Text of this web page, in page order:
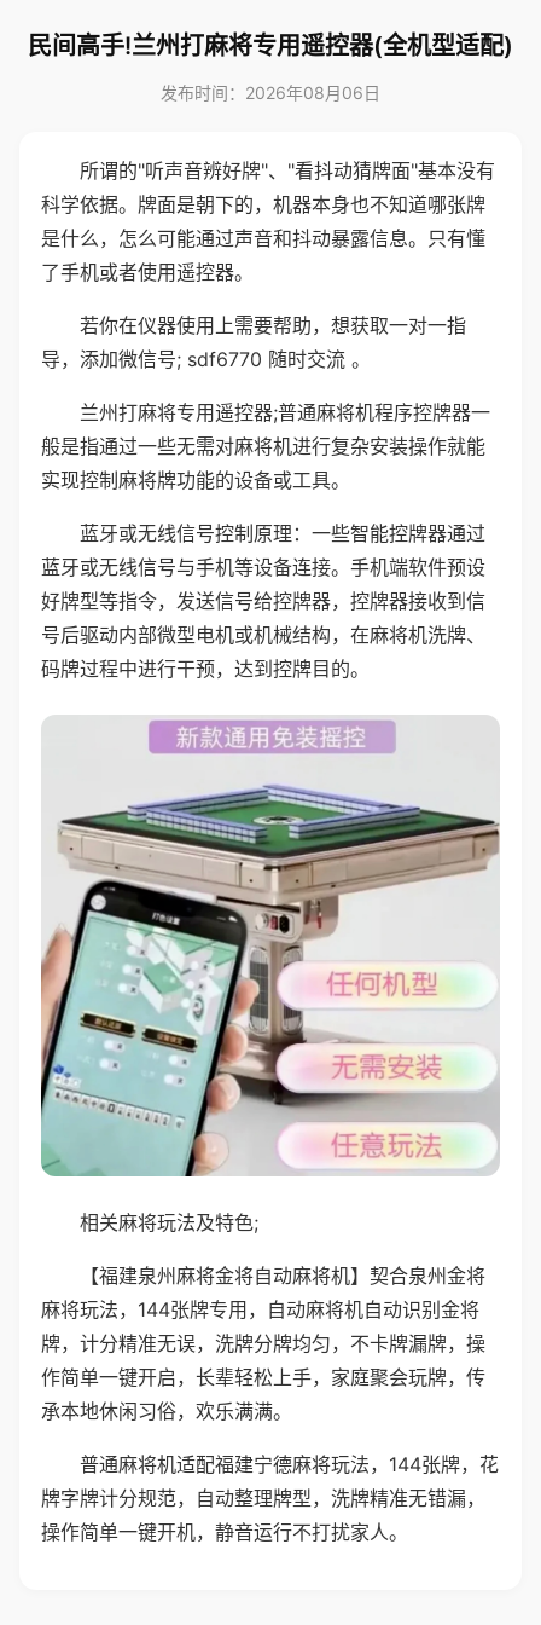
民间高手!兰州打麻将专用遥控器(全机型适配)
发布时间：2026年08月06日
所谓的"听声音辨好牌"、"看抖动猜牌面"基本没有
科学依据。牌面是朝下的，机器本身也不知道哪张牌
是什么，怎么可能通过声音和抖动暴露信息。只有懂
了手机或者使用遥控器。
若你在仪器使用上需要帮助，想获取一对一指
导，添加微信号; sdf6770 随时交流 。
兰州打麻将专用遥控器;普通麻将机程序控牌器一
般是指通过一些无需对麻将机进行复杂安装操作就能
实现控制麻将牌功能的设备或工具。
蓝牙或无线信号控制原理：一些智能控牌器通过
蓝牙或无线信号与手机等设备连接。手机端软件预设
好牌型等指令，发送信号给控牌器，控牌器接收到信
号后驱动内部微型电机或机械结构，在麻将机洗牌、
码牌过程中进行干预，达到控牌目的。
相关麻将玩法及特色;
【福建泉州麻将金将自动麻将机】契合泉州金将
麻将玩法，144张牌专用，自动麻将机自动识别金将
牌，计分精准无误，洗牌分牌均匀，不卡牌漏牌，操
作简单一键开启，长辈轻松上手，家庭聚会玩牌，传
承本地休闲习俗，欢乐满满。
普通麻将机适配福建宁德麻将玩法，144张牌，花
牌字牌计分规范，自动整理牌型，洗牌精准无错漏，
操作简单一键开机，静音运行不打扰家人。